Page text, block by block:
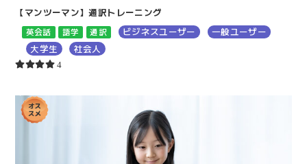
【マンツーマン】通訳トレーニング
英会話 語学 通訳 ビジネスユーザー
一般ユーザー
大学生
社会人
4